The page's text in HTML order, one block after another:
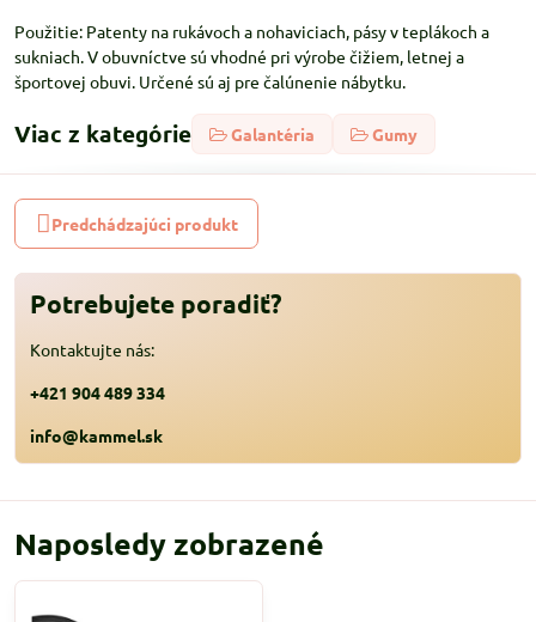
Použitie: Patenty na rukávoch a nohaviciach, pásy v teplákoch a
sukniach. V obuvníctve sú vhodné pri výrobe čižiem, letnej a
športovej obuvi. Určené sú aj pre čalúnenie nábytku.
Viac z kategórie Galantéria Gumy
Predchádzajúci produkt
Potrebujete poradiť?
Kontaktujte nás:
+421 904 489 334
info@kammel.sk
Naposledy zobrazené